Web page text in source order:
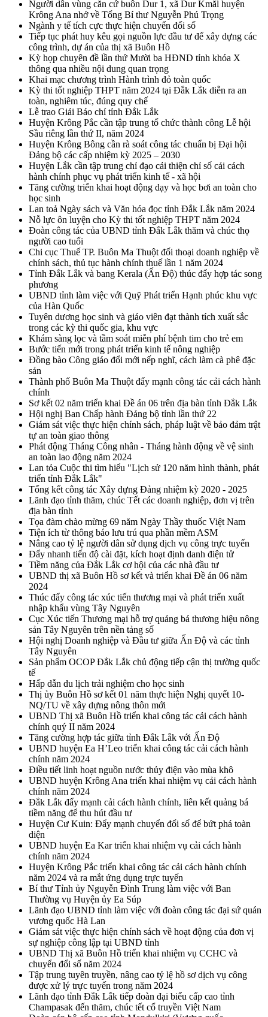
Người dân vùng căn cứ buôn Dur 1, xã Dur Kmăl huyện
Krông Ana nhớ về Tổng Bí thư Nguyễn Phú Trọng
Ngành y tế tích cực thực hiện chuyển đổi số
Tiếp tục phát huy kêu gọi nguồn lực đầu tư để xây dựng các
công trình, dự án của thị xã Buôn Hồ
Kỳ họp chuyên đề lần thứ Mười ba HĐND tỉnh khóa X
thông qua nhiều nội dung quan trọng
Khai mạc chương trình Hành trình đỏ toàn quốc
Kỳ thi tốt nghiệp THPT năm 2024 tại Đắk Lắk diễn ra an
toàn, nghiêm túc, đúng quy chế
Lễ trao Giải Báo chí tỉnh Đắk Lắk
Huyện Krông Pắc cần tập trung tổ chức thành công Lễ hội
Sầu riêng lần thứ II, năm 2024
Huyện Krông Bông cần rà soát công tác chuẩn bị Đại hội
Đảng bộ các cấp nhiệm kỳ 2025 – 2030
Huyện Lắk cần tập trung chỉ đạo cải thiện chỉ số cải cách
hành chính phục vụ phát triển kinh tế - xã hội
Tăng cường triển khai hoạt động dạy và học bơi an toàn cho
học sinh
Lan toả Ngày sách và Văn hóa đọc tỉnh Đắk Lắk năm 2024
Nỗ lực ôn luyện cho Kỳ thi tốt nghiệp THPT năm 2024
Đoàn công tác của UBND tỉnh Đắk Lắk thăm và chúc thọ
người cao tuổi
Chi cục Thuế TP. Buôn Ma Thuột đối thoại doanh nghiệp về
chính sách, thủ tục hành chính thuế lần 1 năm 2024
Tỉnh Đắk Lắk và bang Kerala (Ấn Độ) thúc đẩy hợp tác song
phương
UBND tỉnh làm việc với Quỹ Phát triển Hạnh phúc khu vực
của Hàn Quốc
Tuyên dương học sinh và giáo viên đạt thành tích xuất sắc
trong các kỳ thi quốc gia, khu vực
Khám sàng lọc và tầm soát miễn phí bệnh tim cho trẻ em
Bước tiến mới trong phát triển kinh tế nông nghiệp
Đồng bào Công giáo đổi mới nếp nghĩ, cách làm cà phê đặc
sản
Thành phố Buôn Ma Thuột đẩy mạnh công tác cải cách hành
chính
Sơ kết 02 năm triển khai Đề án 06 trên địa bàn tỉnh Đắk Lắk
Hội nghị Ban Chấp hành Đảng bộ tỉnh lần thứ 22
Giám sát việc thực hiện chính sách, pháp luật về bảo đảm trật
tự an toàn giao thông
Phát động Tháng Công nhân - Tháng hành động về vệ sinh
an toàn lao động năm 2024
Lan tỏa Cuộc thi tìm hiểu "Lịch sử 120 năm hình thành, phát
triển tỉnh Đắk Lắk"
Tổng kết công tác Xây dựng Đảng nhiệm kỳ 2020 - 2025
Lãnh đạo tỉnh thăm, chúc Tết các doanh nghiệp, đơn vị trên
địa bàn tỉnh
Tọa đàm chào mừng 69 năm Ngày Thầy thuốc Việt Nam
Tiện ích từ thông báo lưu trú qua phần mềm ASM
Nâng cao tỷ lệ người dân sử dụng dịch vụ công trực tuyến
Đẩy nhanh tiến độ cài đặt, kích hoạt định danh điện tử
Tiềm năng của Đắk Lắk cơ hội của các nhà đầu tư
UBND thị xã Buôn Hồ sơ kết và triển khai Đề án 06 năm
2024
Thúc đẩy công tác xúc tiến thương mại và phát triển xuất
nhập khẩu vùng Tây Nguyên
Cục Xúc tiến Thương mại hỗ trợ quảng bá thương hiệu nông
sản Tây Nguyên trên nền tảng số
Hội nghị Doanh nghiệp và Đầu tư giữa Ấn Độ và các tỉnh
Tây Nguyên
Sản phẩm OCOP Đắk Lắk chủ động tiếp cận thị trường quốc
tế
Hấp dẫn du lịch trải nghiệm cho học sinh
Thị ủy Buôn Hồ sơ kết 01 năm thực hiện Nghị quyết 10-
NQ/TU về xây dựng nông thôn mới
UBND Thị xã Buôn Hồ triển khai công tác cải cách hành
chính quý II năm 2024
Tăng cường hợp tác giữa tỉnh Đắk Lắk với Ấn Độ
UBND huyện Ea H’Leo triển khai công tác cải cách hành
chính năm 2024
Điều tiết linh hoạt nguồn nước thủy điện vào mùa khô
UBND huyện Krông Ana triển khai nhiệm vụ cải cách hành
chính năm 2024
Đắk Lắk đẩy mạnh cải cách hành chính, liên kết quảng bá
tiềm năng để thu hút đầu tư
Huyện Cư Kuin: Đẩy mạnh chuyển đổi số để bứt phá toàn
diện
UBND huyện Ea Kar triển khai nhiệm vụ cải cách hành
chính năm 2024
Huyện Krông Pắc triển khai công tác cải cách hành chính
năm 2024 và ra mắt ứng dụng trực tuyến
Bí thư Tỉnh ủy Nguyễn Đình Trung làm việc với Ban
Thường vụ Huyện ủy Ea Súp
Lãnh đạo UBND tỉnh làm việc với đoàn công tác đại sứ quán
vương quốc Hà Lan
Giám sát việc thực hiện chính sách về hoạt động của đơn vị
sự nghiệp công lập tại UBND tỉnh
UBND Thị xã Buôn Hồ triển khai nhiệm vụ CCHC và
chuyển đổi số năm 2024
Tập trung tuyên truyền, nâng cao tỷ lệ hồ sơ dịch vụ công
được xử lý trực tuyến trong năm 2024
Lãnh đạo tỉnh Đắk Lắk tiếp đoàn đại biểu cấp cao tỉnh
Champasak đến thăm, chúc tết cổ truyền Việt Nam